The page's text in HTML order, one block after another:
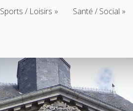
/ Loisirs Santé / Social